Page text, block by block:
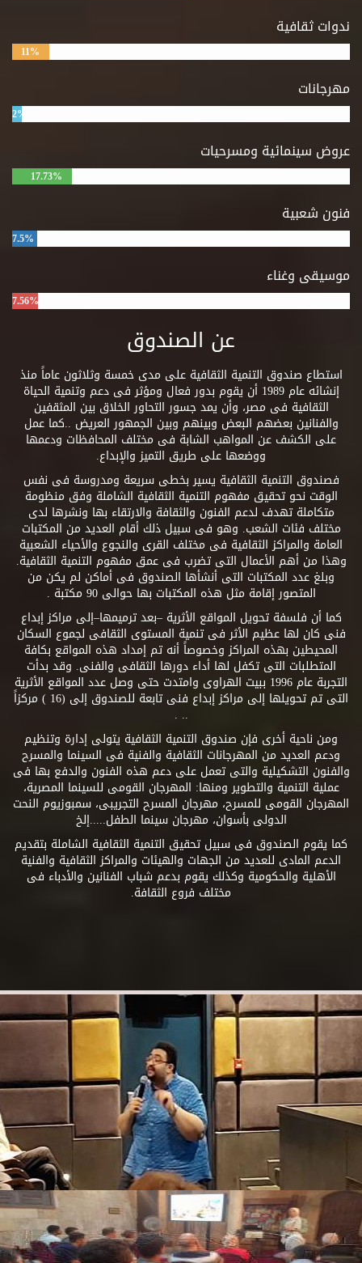
ندوات ثقافية
11%
مهرجانات
2%
عروض سينمائية ومسرحيات
17.73%
فنون شعبية
7.5%
موسيقى وغناء
7.56%
عن الصندوق
استطاع صندوق التنمية الثقافية على مدى خمسة وثلاثون عاماً منذ
إنشائه عام 1989 أن يقوم بدور فعال ومؤثر فى دعم وتنمية الحياة
الثقافية فى مصر، وأن يمد جسور التحاور الخلاق بين المثقفين
والفنانين بعضهم البعض وبينهم وبين الجمهور العريض ..كما عمل
على الكشف عن المواهب الشابة فى مختلف المحافظات ودعمها
ووضعها على طريق التميز والإبداع.
فصندوق التنمية الثقافية يسير بخطى سريعة ومدروسة فى نفس
الوقت نحو تحقيق مفهوم التنمية الثقافية الشاملة وفق منظومة
متكاملة تهدف لدعم الفنون والثقافة والارتقاء بها ونشرها لدى
مختلف فئات الشعب. وهو فى سبيل ذلك أقام العديد من المكتبات
العامة والمراكز الثقافية فى مختلف القرى والنجوع والأحياء الشعبية
وهذا من أهم الأعمال التى تضرب فى عمق مفهوم التنمية الثقافية.
وبلغ عدد المكتبات التى أنشأها الصندوق فى أماكن لم يكن من
المتصور إقامة مثل هذه المكتبات بها حوالى 90 مكتبة .
كما أن فلسفة تحويل المواقع الأثرية –بعد ترميمها–إلى مراكز إبداع
فنى كان لها عظيم الأثر فى تنمية المستوى الثقافى لجموع السكان
المحيطين بهذه المراكز وخصوصاً أنه تم إمداد هذه المواقع بكافة
المتطلبات التى تكفل لها أداء دورها الثقافى والفنى. وقد بدأت
التجربة عام 1996 ببيت الهراوى وامتدت حتى وصل عدد المواقع الأثرية
التى تم تحويلها إلى مراكز إبداع فنى تابعة للصندوق إلى (16 ) مركزاً
.. .
ومن ناحية أخرى فإن صندوق التنمية الثقافية يتولى إدارة وتنظيم
ودعم العديد من المهرجانات الثقافية والفنية فى السينما والمسرح
والفنون التشكيلية والتى تعمل على دعم هذه الفنون والدفع بها فى
عملية التنمية والتطوير ومنها: المهرجان القومى للسينما المصرية،
المهرجان القومى للمسرح، مهرجان المسرح التجريبى، سمبوزيوم النحت
الدولى بأسوان، مهرجان سينما الطفل.....إلخ
كما يقوم الصندوق فى سبيل تحقيق التنمية الثقافية الشاملة بتقديم
الدعم المادى للعديد من الجهات والهيئات والمراكز الثقافية والفنية
الأهلية والحكومية وكذلك يقوم بدعم شباب الفنانين والأدباء فى
مختلف فروع الثقافة.